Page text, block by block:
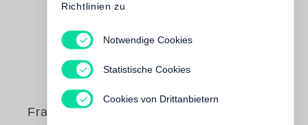
Francois-Marie
Richtlinien zu
Notwendige Cookies
Statistische Cookies
Cookies von Drittanbietern